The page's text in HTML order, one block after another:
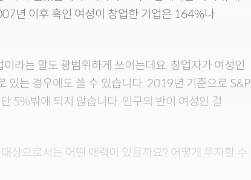
년 이후 흑인 여성이 창업한 기업은 164%나
라는 말도 광범위하게 쓰이는데요. 창업자가 여성인
있는 경우에도 쓸 수 있습니다. 2019년 기준으로 S&P
5%밖에 되지 않습니다. 인구의 반이 여성인 걸
상으로서는 어떤 매력이 있을까요? 어떻게 투자할 수